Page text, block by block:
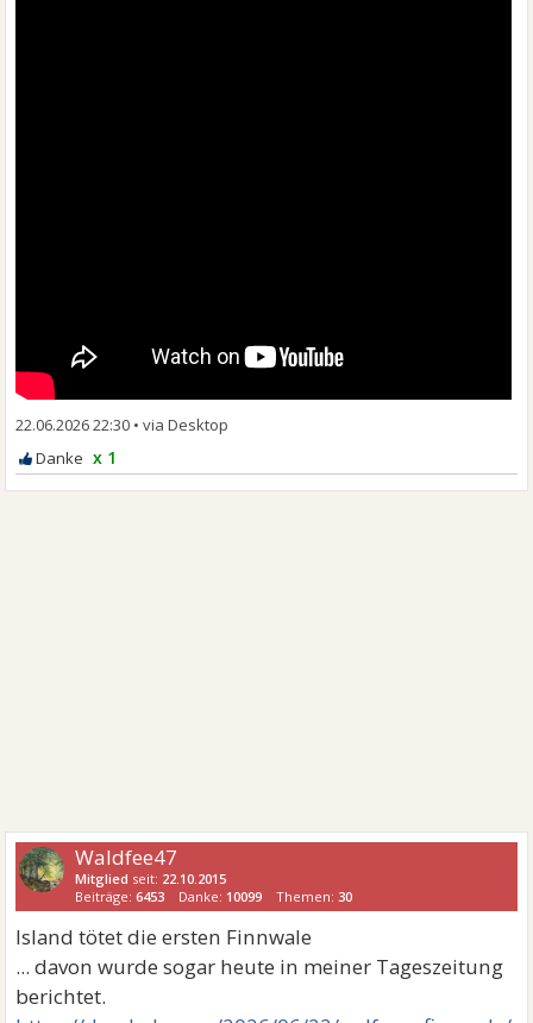
22.06.2026 22:30 •
x 1
Waldfee47
Mitglied seit: 22.10.2015
Beiträge:6453 Danke: 10099 Themen: 30
Island tötet die ersten Finnwale
... davon wurde sogar heute in meiner Tageszeitung
berichtet.